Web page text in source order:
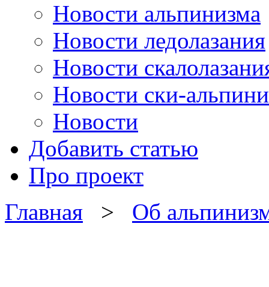
Новости альпинизма
Новости ледолазания
Новости
Новости ски-
Новости
Добавить статью
Про проект
Главная > Об